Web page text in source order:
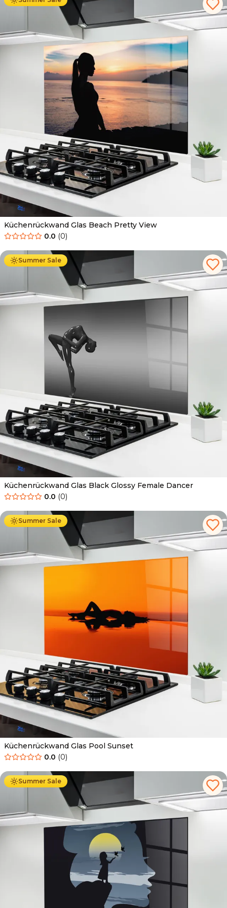
Küchenrückwand Glas Beach Pretty View
0.0 (0)
Summer Sale
Ab 69.90 € 34.90
Küchenrückwand Glas Black Glossy Female Dancer
0.0 (0)
Summer Sale
Ab 69.90 € 34.90
Küchenrückwand Glas Pool Sunset
0.0 (0)
Summer Sale
Ab 69.90 € 34.90